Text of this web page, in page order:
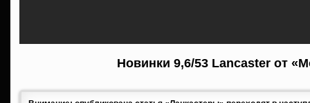
Новинки 9,6/53 Lancaster от